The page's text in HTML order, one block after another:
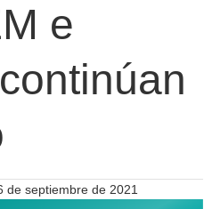
e
de septiembre de 2021